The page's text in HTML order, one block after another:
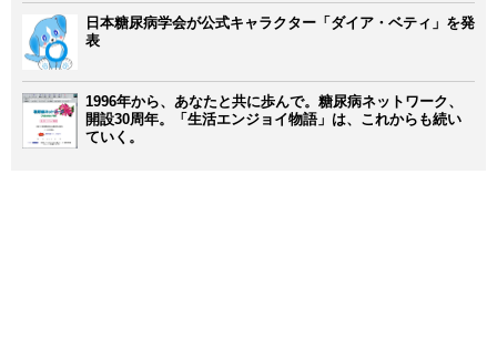
日本糖尿病学会が公式キャラクター「ダイア・ベティ」を発
表
1996年から、あなたと共に歩んで。糖尿病ネットワーク、
開設30周年。「生活エンジョイ物語」は、これからも続い
ていく。